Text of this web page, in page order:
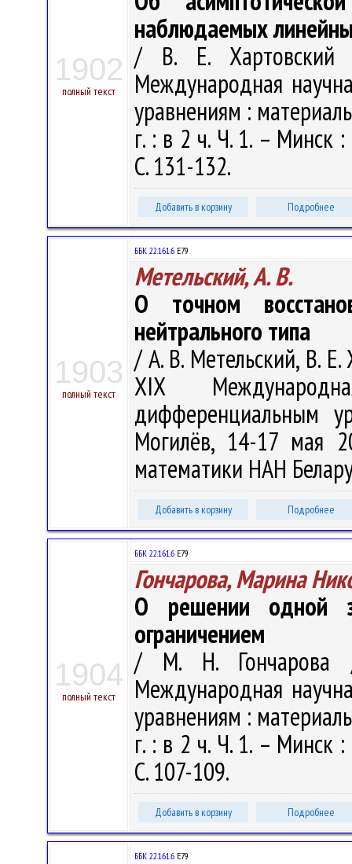
1902
полный текст
наблюдаемых
/ В. Е. Хартовский
Международная
уравнениям :
г. : в 2 ч. Ч. 1. – Минск
С. 131-132.
Добавить в корзину Подробнее
1903
полный текст
ББК 22.161.6 Е79
Метельский, А. В.
О точном
нейтрального типа
/ А. В. Метельский, В.
XIX
дифференциальным
Могилёв, 14-17
математики НАН
Добавить в корзину Подробнее
1904
полный текст
ББК 22.161.6 Е79
Гончарова, Марина
О решении одной
ограничением
/ М. Н. Гончарова
Международная
уравнениям :
г. : в 2 ч. Ч. 1. – Минск
С. 107-109.
Добавить в корзину Подробнее
ББК 22.161.6 Е79